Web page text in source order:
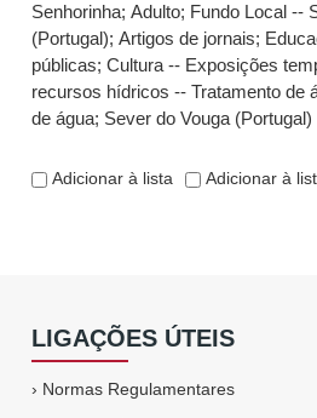
Senhorinha;Adulto; Fundo Local --
(Portugal);Artigos de jornais;
públicas;Cultura -- Exposições
recursos hídricos -- Tratamento de
de água; Sever do Vouga (Portugal)
Adicionar à lista Adicionar à
LIGAÇÕES ÚTEIS
› Normas Regulamentares